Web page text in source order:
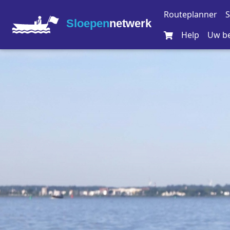
Sloepennetwerk
Routeplanner
Help
Uw